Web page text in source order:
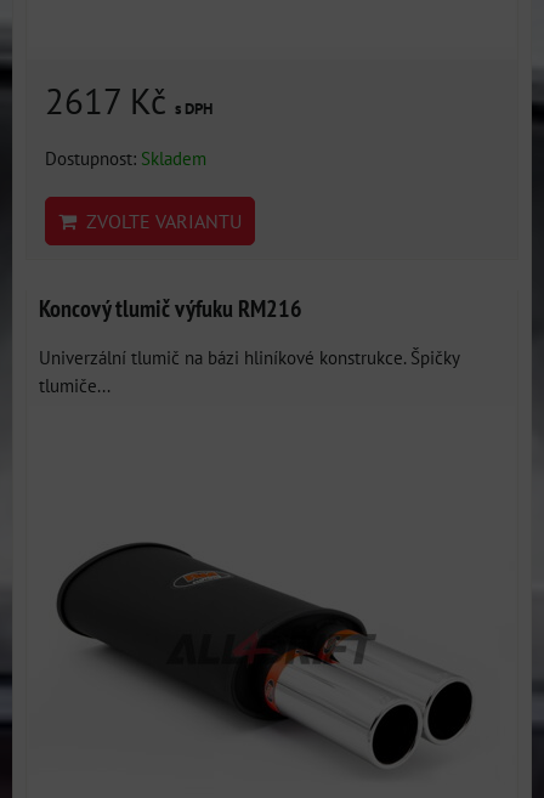
2617 Kč s DPH
Dostupnost: Skladem
ZVOLTE VARIANTU
Koncový tlumič výfuku RM216
Univerzální tlumič na bázi hliníkové konstrukce. Špičky
tlumiče...